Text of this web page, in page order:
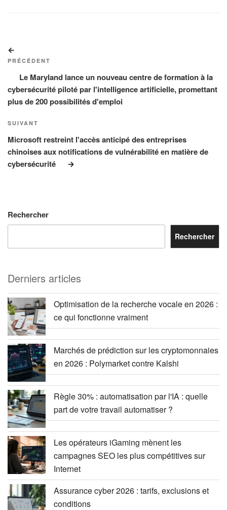
de
l’article
précédent
PRÉCÉDENT
Le Maryland lance un nouveau centre de formation à la
cybersécurité piloté par l'intelligence artificielle, promettant
plus de 200 possibilités d'emploi
Article
suivant
SUIVANT
Microsoft restreint l'accès anticipé des entreprises
chinoises aux notifications de vulnérabilité en matière de
cybersécurité
Rechercher
Rechercher
Derniers articles
Optimisation de la recherche vocale en 2026 :
ce qui fonctionne vraiment
Marchés de prédiction sur les cryptomonnaies
en 2026 : Polymarket contre Kalshi
Règle 30% : automatisation par l'IA : quelle
part de votre travail automatiser ?
Les opérateurs iGaming mènent les
campagnes SEO les plus compétitives sur
Internet
Assurance cyber 2026 : tarifs, exclusions et
conditions